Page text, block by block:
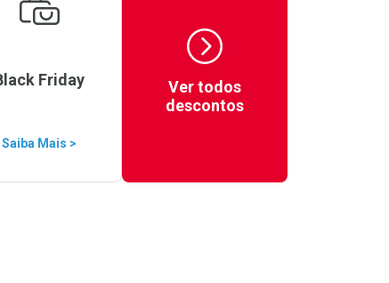
Friday
Saiba Mais >
Ver todos
descontos